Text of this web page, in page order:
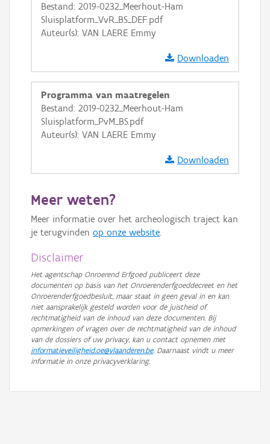
+ −
Basis Lagen
OSM-Basiskaart
GRB-Basiskaart
GRB-Basiskaart in grijswaarden
Bestand: 2019-0232_Meerhout-Ham
Sluisplatform_VvR_BS_DEF.pdf
Auteur(s): VAN LAERE Emmy
Downloaden
Programma van maatregelen
Bestand: 2019-0232_Meerhout-Ham
Sluisplatform_PvM_BS.pdf
Auteur(s): VAN LAERE Emmy
Downloaden
Meer weten?
Meer informatie over het archeologisch traject kan
je terugvinden op onze website.
Disclaimer
Het agentschap Onroerend Erfgoed publiceert deze
documenten op basis van het Onroerenderfgoeddecreet en het
Onroerenderfgoedbesluit, maar staat in geen geval in en kan
niet aansprakelijk gesteld worden voor de juistheid of
rechtmatigheid van de inhoud van deze documenten. Bij
opmerkingen of vragen over de rechtmatigheid van de inhoud
van de dossiers of uw privacy, kan u contact opnemen met
informatieveiligheid.oe@vlaanderen.be. Daarnaast vindt u meer
informatie in onze privacyverklaring.